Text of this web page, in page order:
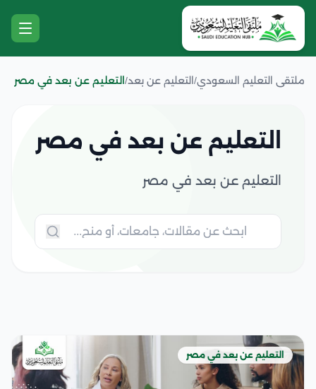
ملتقى التعليم السعودي/ التعليم عن بعد/ التعليم عن بعد في مصر
التعليم عن بعد في مصر
التعليم عن بعد في مصر
التعليم عن بعد في مصر